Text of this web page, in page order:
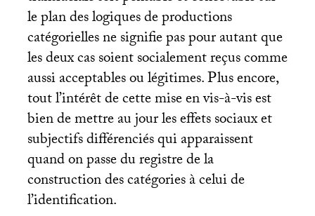
le plan des logiques de productions
catégorielles ne signifie pas pour autant que
les deux cas soient socialement reçus comme
aussi acceptables ou légitimes. Plus encore,
tout l’intérêt de cette mise en vis-à-vis est
bien de mettre au jour les effets sociaux et
subjectifs différenciés qui apparaissent
quand on passe du registre de la
construction des catégories à celui de
l’identification.